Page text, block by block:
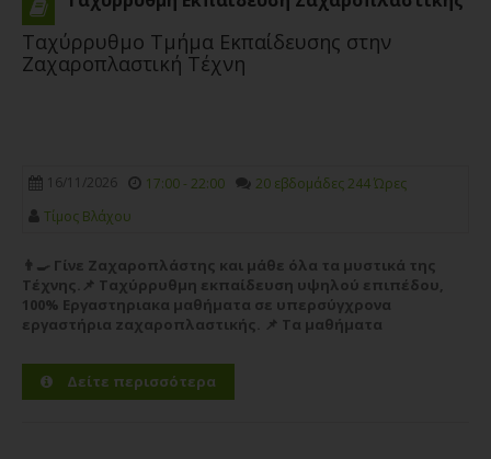
Ταχύρρυθμο Τμήμα Εκπαίδευσης στην
Ζαχαροπλαστική Τέχνη
16/11/2026 17:00 - 22:00
20 εβδομάδες 244 Ώρες
Τίμος Βλάχου
👨‍🍳 Γίνε Ζαχαροπλάστης και μάθε όλα τα μυστικά της
Τέχνης.📌 Ταχύρρυθμη εκπαίδευση υψηλού επιπέδου,
100% Εργαστηριακα μαθήματα σε υπερσύγχρονα
εργαστήρια zαχαροπλαστικής. 📌 Τα μαθήματα
του στο χώρο της...Περισσότερα
Δείτε περισσότερα